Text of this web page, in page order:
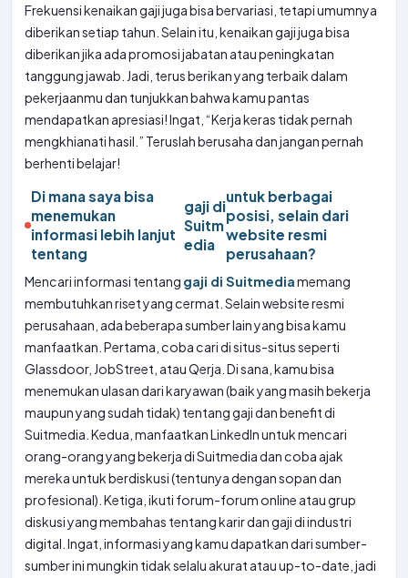
Frekuensi kenaikan gaji juga bisa bervariasi, tetapi umumnya
diberikan setiap tahun. Selain itu, kenaikan gaji juga bisa
diberikan jika ada promosi jabatan atau peningkatan
tanggung jawab. Jadi, terus berikan yang terbaik dalam
pekerjaanmu dan tunjukkan bahwa kamu pantas
mendapatkan apresiasi! Ingat, “Kerja keras tidak pernah
mengkhianati hasil.” Teruslah berusaha dan jangan pernah
berhenti belajar!
Di mana saya bisa
menemukan
informasi lebih lanjut
tentang
gaji di
Suitm
edia
untuk berbagai
posisi, selain dari
website resmi
perusahaan?
Mencari informasi tentang gaji di Suitmediamemang
membutuhkan riset yang cermat. Selain website resmi
perusahaan, ada beberapa sumber lain yang bisa kamu
manfaatkan. Pertama, coba cari di situs-situs seperti
Glassdoor, JobStreet, atau Qerja. Di sana, kamu bisa
menemukan ulasan dari karyawan (baik yang masih bekerja
maupun yang sudah tidak) tentang gaji dan benefit di
Suitmedia. Kedua, manfaatkan LinkedIn untuk mencari
orang-orang yang bekerja di Suitmedia dan coba ajak
mereka untuk berdiskusi (tentunya dengan sopan dan
profesional). Ketiga, ikuti forum-forum online atau grup
diskusi yang membahas tentang karir dan gaji di industri
digital. Ingat, informasi yang kamu dapatkan dari sumber-
sumber ini mungkin tidak selalu akurat atau up-to-date, jadi